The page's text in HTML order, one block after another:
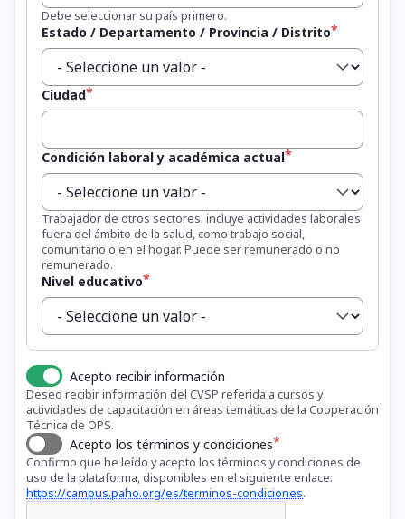
Debe seleccionar su país primero.
Estado / Departamento / Provincia / Distrito
Ciudad
Condición laboral y académica actual
Trabajador de otros sectores: incluye actividades laborales
fuera del ámbito de la salud, como trabajo social,
comunitario o en el hogar. Puede ser remunerado o no
remunerado.
Nivel educativo
Acepto recibir información
Deseo recibir información del CVSP referida a cursos y
actividades de capacitación en áreas temáticas de la Cooperación
Técnica de OPS.
Acepto los términos y condiciones
Confirmo que he leído y acepto los términos y condiciones de
uso de la plataforma, disponibles en el siguiente enlace:
https://campus.paho.org/es/terminos-condiciones.